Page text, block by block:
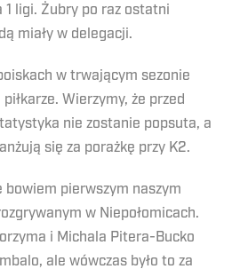
ligi. Żubry po raz ostatni
miały w delegacji.
w trwającym sezonie
Wierzymy, że przed
nie zostanie popsuta, a
się za porażkę przy K2.
bowiem pierwszym naszym
w Niepołomicach.
i Michala Pitera-Bucko
ale wówczas było to za